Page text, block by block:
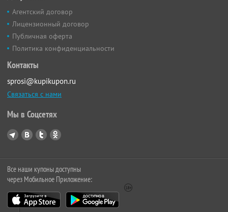
Агентский договор
Лицензионный договор
Публичная оферта
Политика конфиденциальности
Контакты
sprosi@kupikupon.ru
Связаться с нами
Мы в Соцсетях
Все наши купоны доступны
через Мобильное Приложение: